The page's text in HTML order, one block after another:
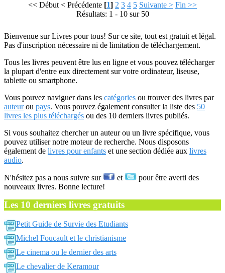
<< Début < Précédente [1] 2 3 4 5 Suivante > Fin >>
Résultats: 1 - 10 sur 50
Bienvenue sur Livres pour tous! Sur ce site, tout est gratuit et légal.
Pas d'inscription nécessaire ni de limitation de téléchargement.
Tous les livres peuvent être lus en ligne et vous pouvez télécharger
la plupart d'entre eux directement sur votre ordinateur, liseuse,
tablette ou smartphone.
Vous pouvez naviguer dans les catégories ou trouver des livres par
auteurou pays. Vous pouvez également consulter la liste des 50
livres les plus téléchargés ou des 10 derniers livres publiés.
Si vous souhaitez chercher un auteur ou un livre spécifique, vous
pouvez utiliser notre moteur de recherche. Nous disposons
également de livres pour enfants et une section dédiée aux livres
audio.
N'hésitez pas a nous suivre sur et
pour être averti des
nouveaux livres. Bonne lecture!
Les 10 derniers livres gratuits
Petit Guide de Survie des Etudiants
Michel Foucault et le christianisme
Le cinema ou le dernier des arts
Le chevalier de Keramour